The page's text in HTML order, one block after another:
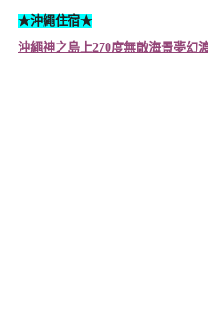
★沖繩住宿★
沖繩神之島上270度無敵海景夢幻